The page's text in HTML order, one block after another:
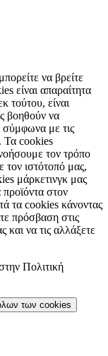
να βρείτε
είναι απαραίτητα
τούτου, είναι
βοηθούν να
σύμφωνα με τις
Τα cookies
τον τρόπο
τον ιστότοπό μας,
μάρκετινγκ μας
στον
τα cookies κάνοντας
πρόσβαση στις
και να τις αλλάξετε
Πολιτική
των cookies